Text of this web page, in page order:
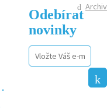
Archiv
Odebírat
novinky